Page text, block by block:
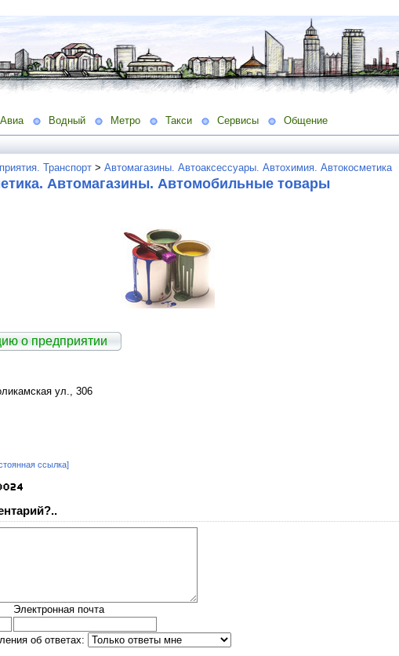
Авиа Водный Метро Такси Сервисы Общение
Транспорт > Автомагазины. Автоаксессуары. Автохимия. Автокосметика
Автомагазины. Автомобильные товары
о предприятии
ул., 306
ссылка]
Электронная почта
об ответах: